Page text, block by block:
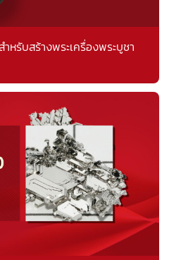
หรับสร้างพระเครื่องพระบูชา